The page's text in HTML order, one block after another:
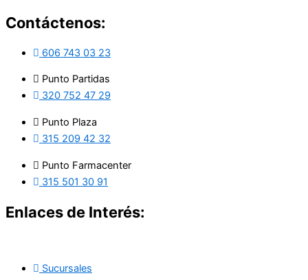
Contáctenos:
606 743 03 23
Punto Partidas
320 752 47 29
Punto Plaza
315 209 42 32
Punto Farmacenter
315 501 30 91
Enlaces de Interés:
Sucursales